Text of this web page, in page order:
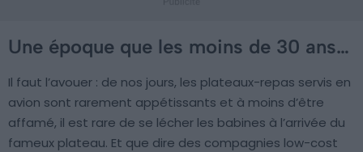
Une époque que les moins de 30 ans…
Il faut l’avouer : de nos jours, les plateaux-repas servis en
avion sont rarement appétissants et à moins d’être
affamé, il est rare de se lécher les babines à l’arrivée du
fameux plateau. Et que dire des compagnies low-cost